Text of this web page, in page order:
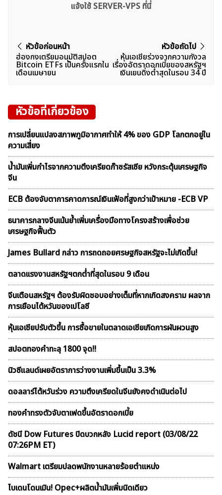
แจ้งใช้ SERVER-VPS ที่นี่
แนะแนว
เรื่อง
หัวข้อก่อนหน้า
ฮ่องกงเตรียมอนุมัติสปอต
Bitcoin ETFs เป็นครั้งแรกใน
เดือนเมษายน
หัวข้อถัดไป
หุ้นเอเชียร่วงจากความกังวล
เรื่องอัตราดอกเบี้ยของสหรัฐฯ
เงินเยนดิ่งต่ำสุดในรอบ 34 ปี
หัวข้อที่เกี่ยวข้อง
การเปลี่ยนแปลงสภาพภูมิอากาศทำให้ 4% ของ GDP โลกตกอยู่ใน
ความเสี่ยง
น้ำมันเพิ่มกำไรจากความตึงเครียดก๊าซรัสเซีย หวังกระตุ้นเศรษฐกิจ
จีน
ECB ต้องจับตาการคาดการณ์เงินเฟ้อที่สูงกว่าเป้าหมาย -ECB VP
ธนาคารกลางจีนเน้นย้ำเพิ่มเครื่องมือทางโครงสร้างเพื่อช่วย
เศรษฐกิจฟื้นตัว
James Bullard กล่าว การถดถอยศรษฐกิจสหรัฐจะไม่เกิดขึ้น!
ตลาดเเรงงานสหรัฐฯตกต่ำที่สุดในรอบ 9 เดือน
จีนเตือนสหรัฐฯ ต้องรับผิดชอบอย่างเต็มที่หากเกิดสงคราม ผลจาก
การเยือนไต้หวันของเปโลซี
หุ้นเอเชียปรับตัวขึ้น การซื้อขายในตลาดเอเชียเกิดการผันผวนสูง
สปอตทองคำทะลุ 1800 จุด!!
นิวซีแลนด์เผยอัตราการว่างงานเพิ่มขึ้นเป็น 3.3%
ดอลลาร์ไต้หวันร่วง ความตึงเครียดในจีนยังคงดำเนินต่อไป
ทองคำทรงตัวจับตาเฟดขึ้นอัตราดอกเบี้ย
ดัชนี Dow Futures ปิดบวกหลัง Lucid report (03/08/22
07:26PM ET)
Walmart เตรียมปลดพนักงานหลายร้อยตำแหน่ง
ไบเดนโดนเมิน! Opec+ผลิตน้ำมันเพิ่มนิดเดียว